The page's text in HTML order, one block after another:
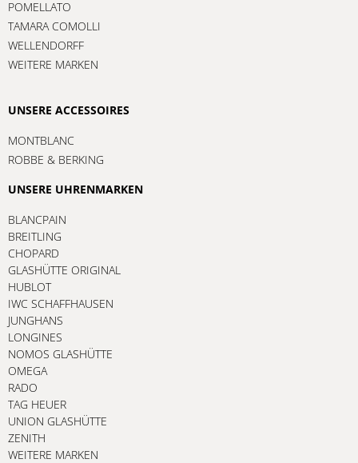
POMELLATO
TAMARA COMOLLI
WELLENDORFF
WEITERE MARKEN
UNSERE ACCESSOIRES
MONTBLANC
ROBBE & BERKING
UNSERE UHRENMARKEN
BLANCPAIN
BREITLING
CHOPARD
GLASHÜTTE ORIGINAL
HUBLOT
IWC SCHAFFHAUSEN
JUNGHANS
LONGINES
NOMOS GLASHÜTTE
OMEGA
RADO
TAG HEUER
UNION GLASHÜTTE
ZENITH
WEITERE MARKEN